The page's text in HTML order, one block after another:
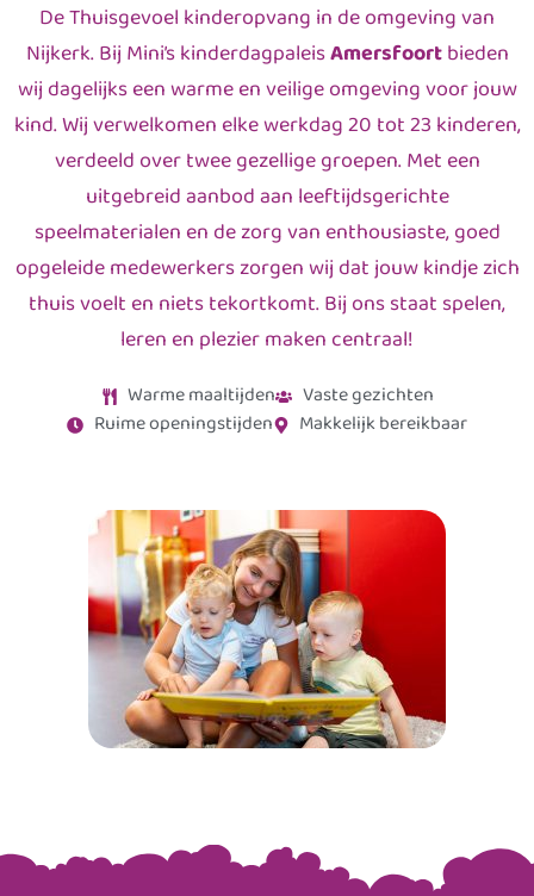
De Thuisgevoel kinderopvang in de omgeving van
Nijkerk. Bij Mini’s kinderdagpaleisAmersfoortbieden
wij dagelijks een warme en veilige omgeving voor jouw
kind. Wij verwelkomen elke werkdag 20 tot 23 kinderen,
verdeeld over twee gezellige groepen. Met een
uitgebreid aanbod aan leeftijdsgerichte
speelmaterialen en de zorg van enthousiaste, goed
opgeleide medewerkers zorgen wij dat jouw kindje zich
thuis voelt en niets tekortkomt. Bij ons staat spelen,
leren en plezier maken centraal!
Warme maaltijden
Vaste gezichten
Ruime openingstijden
Makkelijk bereikbaar